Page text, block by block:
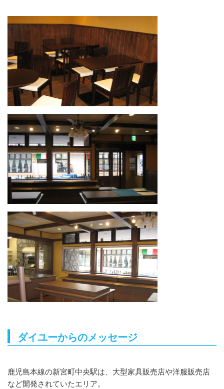
ダイユーからのメッセージ
鹿児島本線の新宮町中央駅は、大型家具販売店や洋服販売店
など開発されていたエリア。